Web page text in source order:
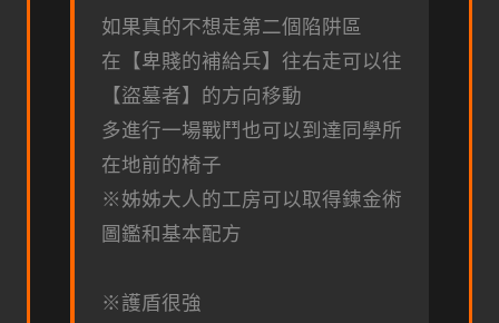
如果真的不想走第二個陷阱區
在【卑賤的補給兵】往右走可以往
【盜墓者】的方向移動
多進行一場戰鬥也可以到達同學所
在地前的椅子
※姊姊大人的工房可以取得鍊金術
圖鑑和基本配方
※護盾很強